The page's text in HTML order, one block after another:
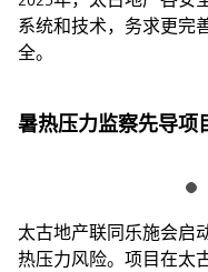
系统和技术，务求更完
全。
暑热压力监察先导项
太古地产联同乐施会启
热压力风险。项目在太